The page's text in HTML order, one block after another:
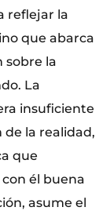
reflejar la
que abarca
sobre la
La
insuficiente
de la realidad,
que
él buena
asume el